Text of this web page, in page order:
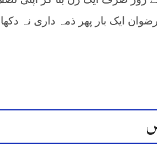
محمد رضوان ایک بار پھر ذمہ داری نہ